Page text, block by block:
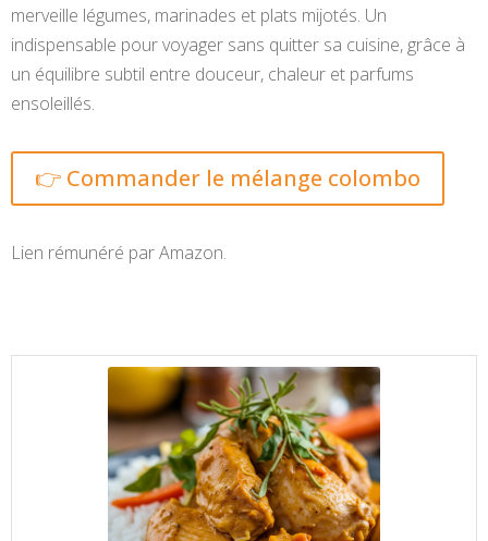
merveille légumes, marinades et plats mijotés. Un
indispensable pour voyager sans quitter sa cuisine, grâce à
un équilibre subtil entre douceur, chaleur et parfums
ensoleillés.
👉 Commander le mélange colombo
Lien rémunéré par Amazon.